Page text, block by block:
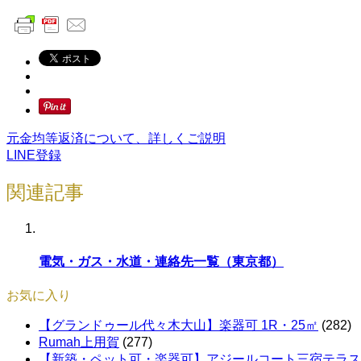
元金均等返済について、詳しくご説明
LINE登録
関連記事
電気・ガス・水道・連絡先一覧（東京都）
お気に入り
【グランドゥール代々木大山】楽器可 1R・25㎡ (282)
Rumah上用賀 (277)